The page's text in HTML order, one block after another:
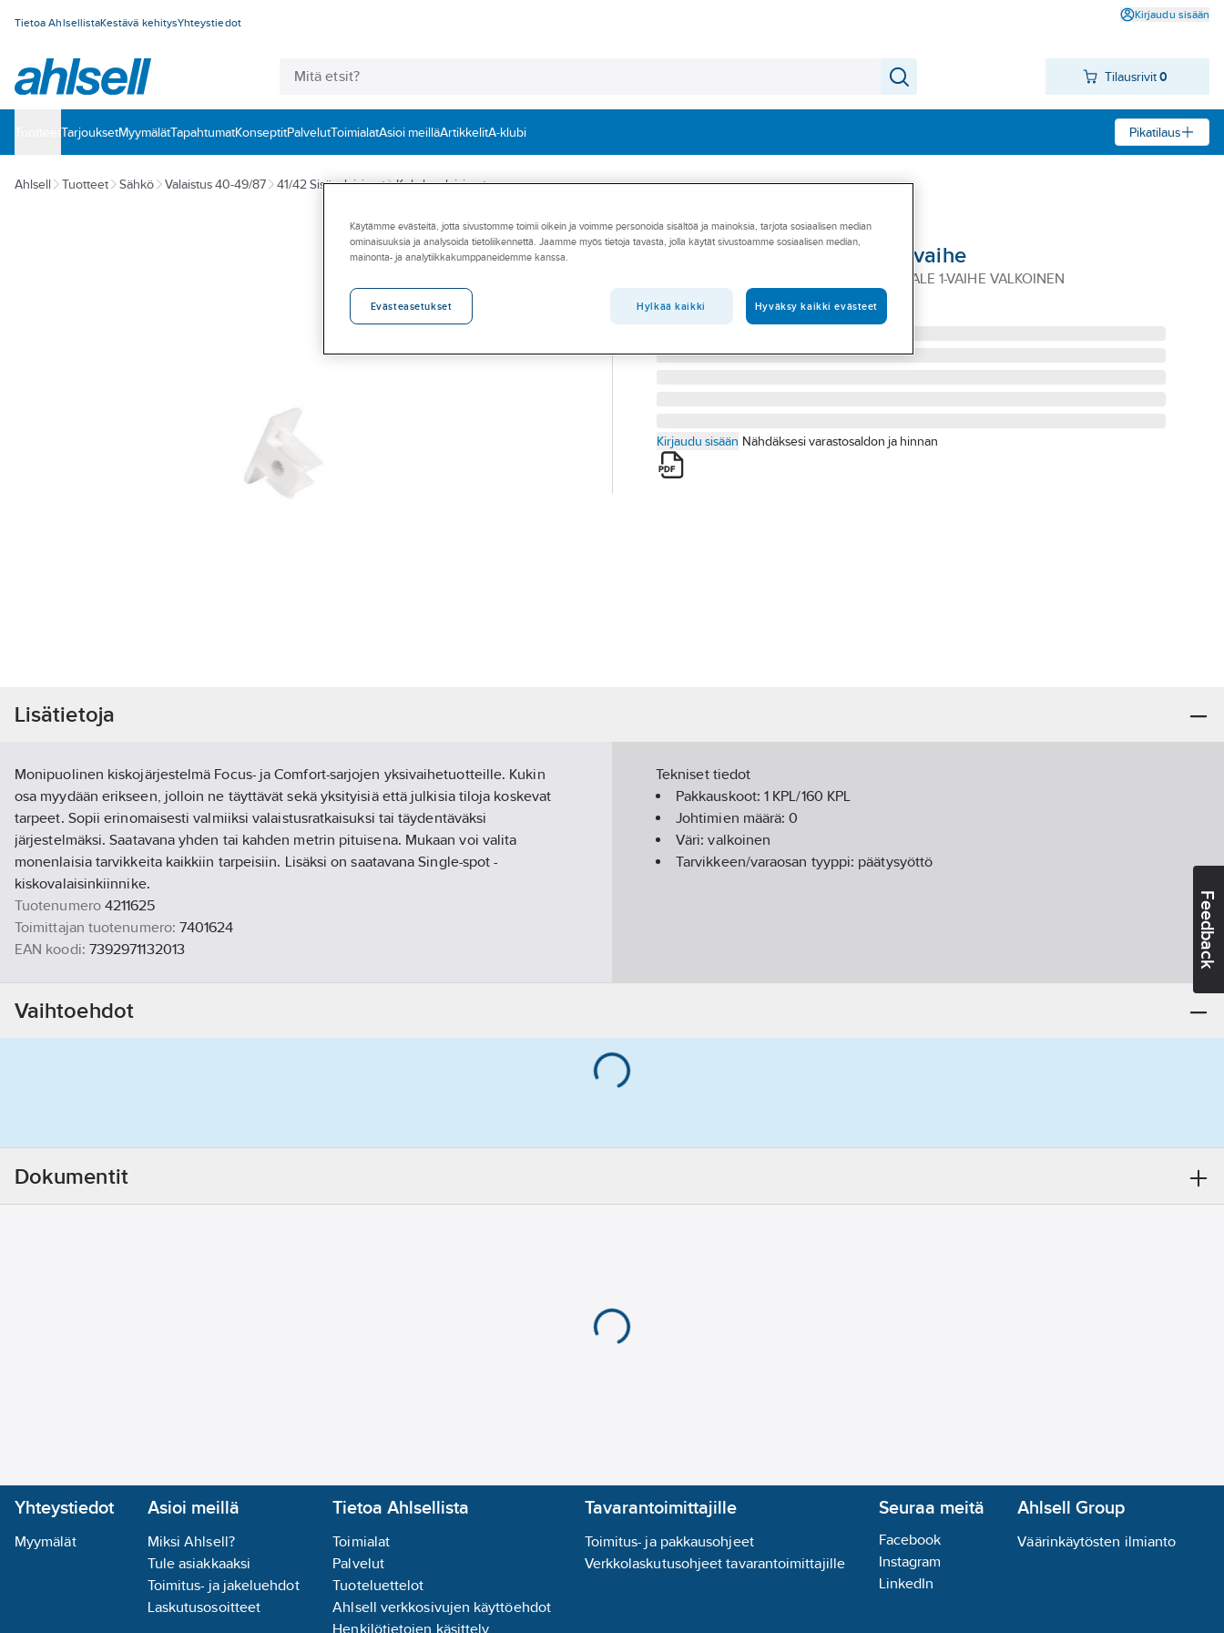
Tietoa AhlsellistaKestävä kehitysYhteystiedot
Kirjaudu sisään
Tilausrivit0
‎TarjouksetMyymälätTapahtumatKonseptitPalvelutToimialatAsioi meilläArtikkelitA-klubi Pikatilaus
Feedback
Ahlsell Tuotteet Sähkö Valaistus 40-49/87 41/42 Sisävalaisimet Kohdevalaisimet
HIDE-A-LITE
Kisko Hide-a-lite Litetrac 1-vaihe
KISKOTARVIKE HIDE A LITE PÄÄTYKAPPALE 1-VAIHE VALKOINEN
4211625
Toimittajan tuotenumero: 7401624
Kirjaudu sisään Nähdäksesi varastosaldon ja hinnan
Lisätietoja
Monipuolinen kiskojärjestelmä Focus- ja Comfort-sarjojen yksivaihetuotteille. Kukin
osa myydään erikseen, jolloin ne täyttävät sekä yksityisiä että julkisia tiloja koskevat
tarpeet. Sopii erinomaisesti valmiiksi valaistusratkaisuksi tai täydentäväksi
järjestelmäksi. Saatavana yhden tai kahden metrin pituisena. Mukaan voi valita
monenlaisia tarvikkeita kaikkiin tarpeisiin. Lisäksi on saatavana Single-spot -
kiskovalaisinkiinnike.
Tuotenumero 4211625
Toimittajan tuotenumero: 7401624
EAN koodi: 7392971132013
Tekniset tiedot
Pakkauskoot:1 KPL/160 KPL
Johtimien määrä:0
Väri:valkoinen
Tarvikkeen/varaosan tyyppi: päätysyöttö
Vaihtoehdot
Dokumentit
Yhteystiedot
Myymälät
Asioi meillä
Miksi Ahlsell?
Tule asiakkaaksi
Toimitus- ja jakeluehdot
Laskutusosoitteet
Tietoa Ahlsellista
Toimialat
Palvelut
Tuoteluettelot
Ahlsell verkkosivujen käyttöehdot
Henkilötietojen käsittely
Tavarantoimittajille
Toimitus- ja pakkausohjeet
Verkkolaskutusohjeet tavarantoimittajille
Seuraa meitä
Facebook
Instagram
LinkedIn
Ahlsell Group
Väärinkäytösten ilmianto
Käytämme evästeitä, jotta sivustomme toimii oikein ja voimme personoida sisältöä ja mainoksia, tarjota sosiaalisen median
ominaisuuksia ja analysoida tietoliikennettä. Jaamme myös tietoja tavasta, jolla käytät sivustoamme sosiaalisen median,
mainonta- ja analytiikkakumppaneidemme kanssa.
Evästeasetukset Hylkää kaikki Hyväksy kaikki evästeet